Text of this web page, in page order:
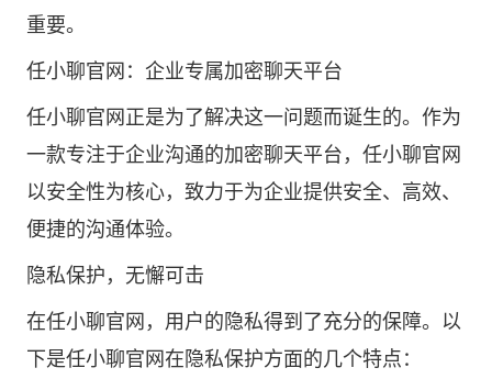
重要。
任小聊官网：企业专属加密聊天平台
任小聊官网正是为了解决这一问题而诞生的。作为
一款专注于企业沟通的加密聊天平台，任小聊官网
以安全性为核心，致力于为企业提供安全、高效、
便捷的沟通体验。
隐私保护，无懈可击
在任小聊官网，用户的隐私得到了充分的保障。以
下是任小聊官网在隐私保护方面的几个特点：